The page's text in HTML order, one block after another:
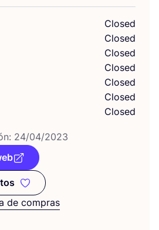
Closed
Closed
Closed
Closed
Closed
Closed
Closed
24/04/2023
a favoritos
de compras